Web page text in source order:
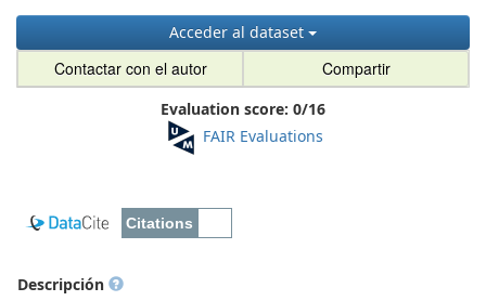
Acceder al dataset
Contactar con el autor Compartir
Evaluation score: 0/16
FAIR Evaluations
Descripción